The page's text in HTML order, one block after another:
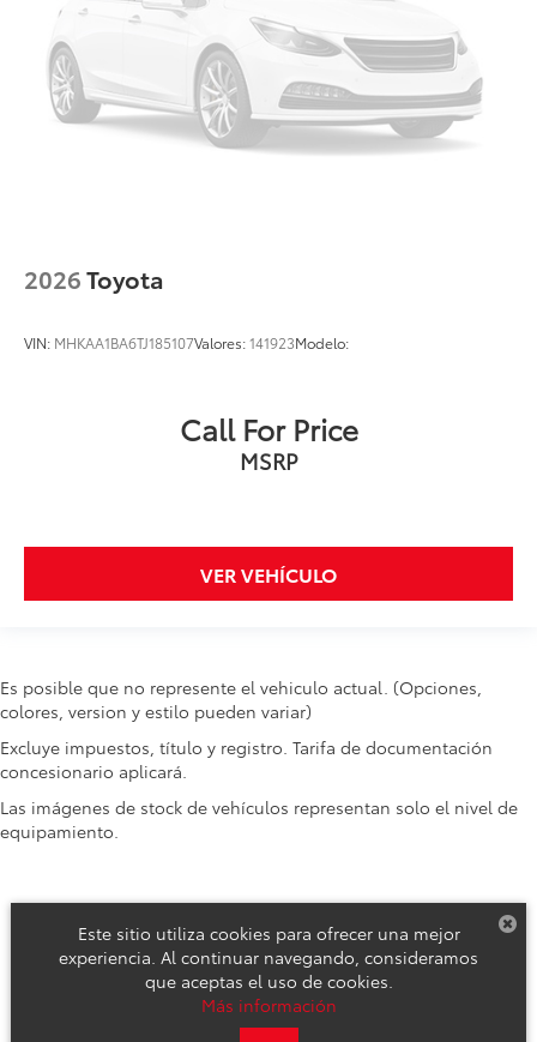
2026Toyota
VIN: MHKAA1BA6TJ185107Valores:141923Modelo:
Call For Price
MSRP
VER VEHÍCULO
Es posible que no represente el vehiculo actual. (Opciones,
colores, version y estilo pueden variar)
Excluye impuestos, título y registro. Tarifa de documentación
concesionario aplicará.
Las imágenes de stock de vehículos representan solo el nivel de
equipamiento.
Derechos de autor © 2026 por DealerOn Mapa del sitio
Este sitio utiliza cookies para ofrecer una mejor
experiencia. Al continuar navegando, consideramos
que aceptas el uso de cookies.
Más información